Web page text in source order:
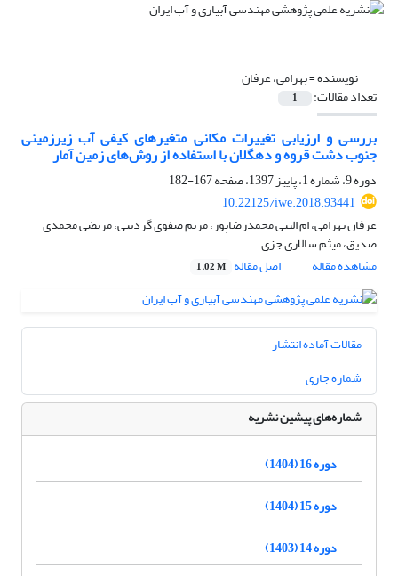
نویسنده =بهرامی، عرفان
تعداد مقالات: 1
بررسی و ارزیابی تغییرات مکانی متغیر‌های کیفی آب زیرزمینی
جنوب دشت قروه و دهگلان با استفاده از روش‌های زمین آمار
دوره 9، شماره 1، پاییز 1397، صفحه
167-182
10.22125/iwe.2018.93441
عرفان بهرامی، ام البنی محمدرضاپور، مریم صفوی گردینی، مرتضی محمدی
صدیق، میثم سالاری جزی
مشاهده مقاله
اصل مقاله 1.02 M
مقالات آماده انتشار
شماره جاری
شماره‌های پیشین نشریه
دوره 16 (1404)
دوره 15 (1404)
دوره 14 (1403)